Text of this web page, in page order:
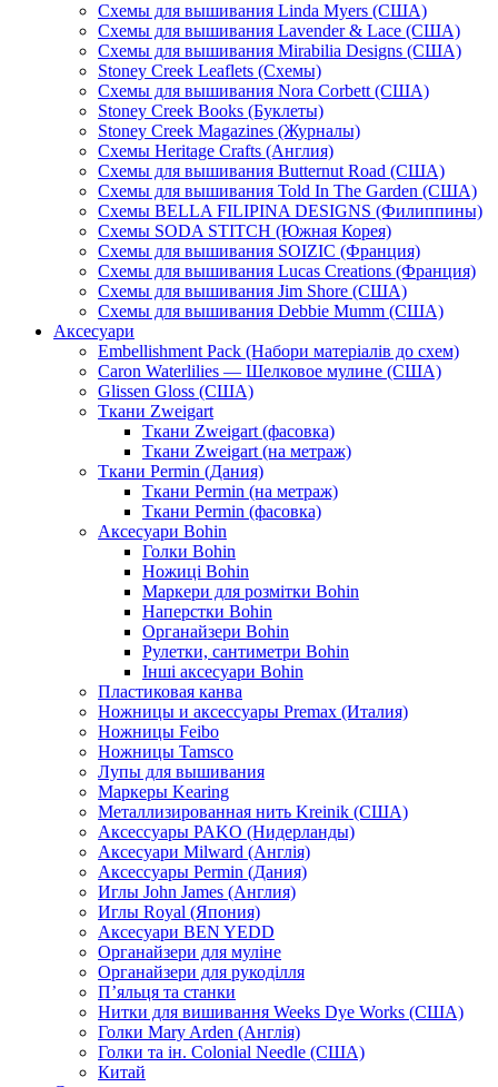
Схемы для вышивания Linda Myers (США)
Схемы для вышивания Lavender & Lace (США)
Схемы для вышивания Mirabilia Designs (США)
Stoney Creek Leaflets (Схемы)
Схемы для вышивания Nora Corbett (США)
Stoney Creek Books (Буклеты)
Stoney Creek Magazines (Журналы)
Схемы Heritage Crafts (Англия)
Схемы для вышивания Butternut Road (США)
Схемы для вышивания Told In The Garden (США)
Схемы BELLA FILIPINA DESIGNS (Филиппины)
Схемы SODA STITCH (Южная Корея)
Схемы для вышивания SOIZIC (Франция)
Схемы для вышивания Lucas Creations (Франция)
Схемы для вышивания Jim Shore (США)
Схемы для вышивания Debbie Mumm (США)
Аксесуари
Embellishment Pack (Набори матеріалів до схем)
Caron Waterlilies — Шелковое мулине (США)
Glissen Gloss (США)
Ткани Zweigart
Ткани Zweigart (фасовка)
Ткани Zweigart (на метраж)
Ткани Permin (Дания)
Ткани Permin (на метраж)
Ткани Permin (фасовка)
Аксесуари Bohin
Голки Bohin
Ножиці Bohin
Маркери для розмітки Bohin
Наперстки Bohin
Органайзери Bohin
Рулетки, сантиметри Bohin
Інші аксесуари Bohin
Пластиковая канва
Ножницы и аксессуары Premax (Италия)
Ножницы Feibo
Ножницы Tamsco
Лупы для вышивания
Маркеры Kearing
Металлизированная нить Kreinik (США)
Аксессуары PAKO (Нидерланды)
Аксесуари Milward (Англія)
Аксессуары Permin (Дания)
Иглы John James (Англия)
Иглы Royal (Япония)
Аксесуари BEN YEDD
Органайзери для муліне
Органайзери для рукоділля
П’яльця та станки
Нитки для вишивання Weeks Dye Works (США)
Голки Mary Arden (Англія)
Голки та ін. Colonial Needle (США)
Китай